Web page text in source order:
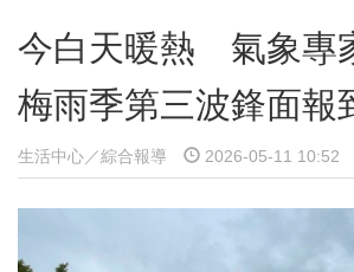
今白天暖熱 氣象專
梅雨季第三波鋒面報
生活中心／綜合報導 2026-05-11 10:52